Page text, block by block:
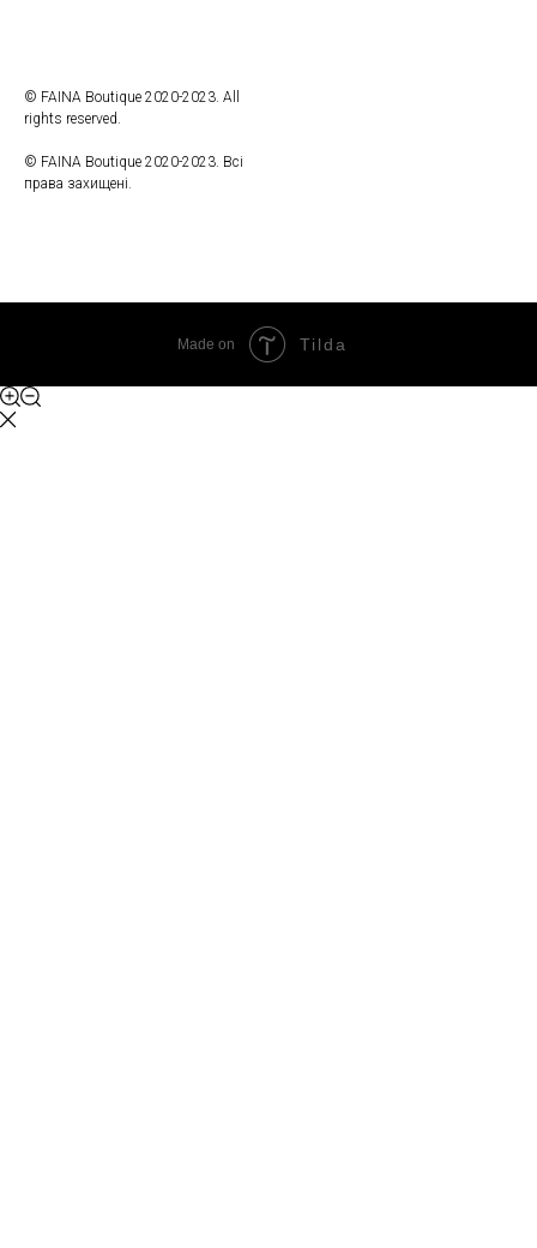
© FAINA Boutique 2020-2023. All
rights reserved.
© FAINA Boutique 2020-2023. Всі
права захищені.
Made on Tilda